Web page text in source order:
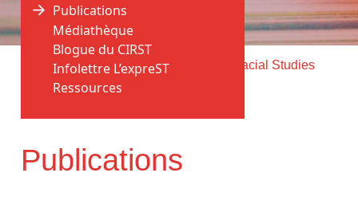
Accueil > Publications > Ethnic and Racial Studies
Publications
Publications
Médiathèque
Blogue du CIRST
Infolettre L’expreST
Ressources